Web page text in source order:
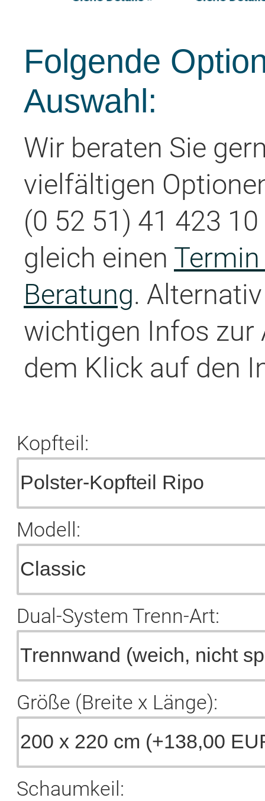
Folgende
Auswahl:
Wir beraten Sie
vielfältigen
(0 52 51) 41 423
gleich einen
Beratung.
wichtigen Infos zur
dem Klick auf den
Kopfteil:
Modell:
Dual-System Trenn-Art:
Größe (Breite x Länge):
Schaumkeil: